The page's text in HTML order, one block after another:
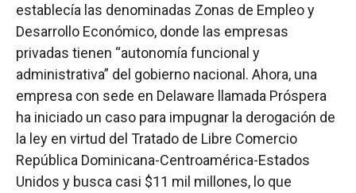
establecía las denominadas Zonas de Empleo y
Desarrollo Económico, donde las empresas
privadas tienen “autonomía funcional y
administrativa” del gobierno nacional. Ahora, una
empresa con sede en Delaware llamada Próspera
ha iniciado un caso para impugnar la derogación de
la ley en virtud del Tratado de Libre Comercio
República Dominicana-Centroamérica-Estados
Unidos y busca casi $11 mil millones, lo que